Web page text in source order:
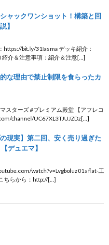
シャックワンショット！構築と回
】
https://bit.ly/31Iasma デッキ紹介：
紹介＆注意事項：紹介＆注意[…]
的な理由で禁止制限を食らったカ
スターズ #プレミアム殿堂 【アフレコ
channel/UC67XL3TJUJZDz[…]
の現実】第二回、安く売り過ぎた
デュエマ】
watch?v=Lvgboluz01s flat-工
ちらから：http://[…]